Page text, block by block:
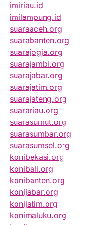
imiriau.id
imilampung.id
suaraaceh.org
suarabanten.org
suarajogja.org
suarajambi.org
suarajabar.org
suarajatim.org
suarajateng.org
suarariau.org
suarasumut.org
suarasumbar.org
suarasumsel.org
konibekasi.org
konibali.org
konibanten.org
konijabar.org
konijatim.org
konimaluku.org